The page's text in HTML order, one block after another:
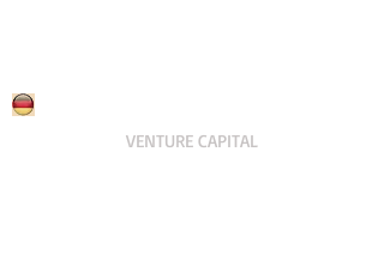
VENTURE CAPITAL